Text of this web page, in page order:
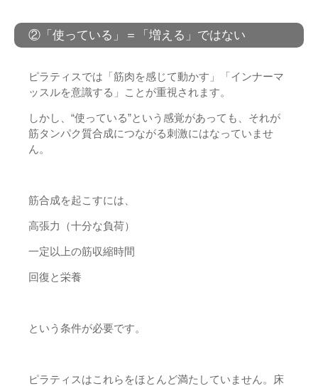
②「使っている」＝「増える」ではない
ピラティスでは「筋肉を感じて動かす」「インナーマ
ッスルを意識する」ことが重視されます。
しかし、“使っている”という感覚があっても、それが
筋タンパク質合成につながる刺激にはなっていませ
ん。
筋合成を起こすには、
高張力（十分な負荷）
一定以上の筋収縮時間
回復と栄養
という条件が必要です。
ピラティスはこれらをほとんど満たしていません。床